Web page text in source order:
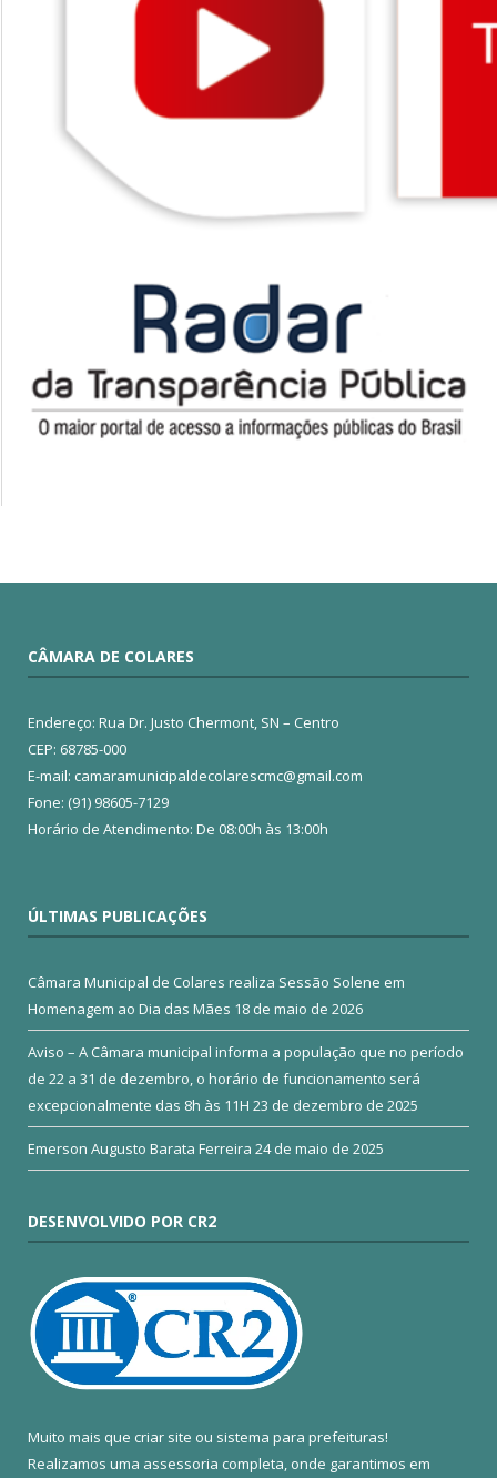
CÂMARA DE COLARES
Endereço: Rua Dr. Justo Chermont, SN – Centro
CEP: 68785-000
E-mail: camaramunicipaldecolarescmc@gmail.com
Fone: (91) 98605-7129
Horário de Atendimento: De 08:00h às 13:00h
ÚLTIMAS PUBLICAÇÕES
Câmara Municipal de Colares realiza Sessão Solene em
Homenagem ao Dia das Mães 18 de maio de 2026
Aviso – A Câmara municipal informa a população que no período
de 22 a 31 de dezembro, o horário de funcionamento será
excepcionalmente das 8h às 11H 23 de dezembro de 2025
Emerson Augusto Barata Ferreira 24 de maio de 2025
DESENVOLVIDO POR CR2
Muito mais que criar site ou sistema para prefeituras!
Realizamos uma assessoria completa, onde garantimos em